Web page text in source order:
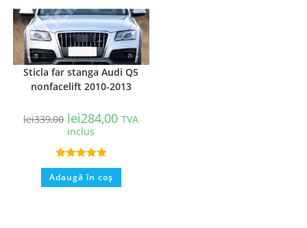
Sticla far stanga Audi Q5
nonfacelift 2010-2013
lei339,00 lei284,00 TVA
inclus
Evaluat la
5.00din 5
Adaugă în coș